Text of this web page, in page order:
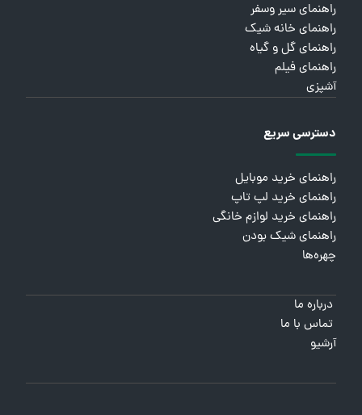
راهنمای سیر وسفر
راهنمای خانه شیک
راهنمای گل و گیاه
راهنمای فیلم
آشپزی
دسترسی سریع
راهنمای خرید موبایل
راهنمای خرید لپ تاپ
راهنمای خرید لوازم خانگی
راهنمای شیک بودن
چهره‌ها
درباره ما
تماس با ما
آرشیو